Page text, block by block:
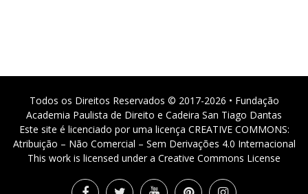
Todos os Direitos Reservados © 2017-2026 • Fundação
Academia Paulista de Direito e Cadeira San Tiago Dantas
Este site é licenciado por uma licença CREATIVE COMMONS:
Atribuição – Não Comercial – Sem Derivações 4.0 Internacional
This work is licensed under a Creative Commons License